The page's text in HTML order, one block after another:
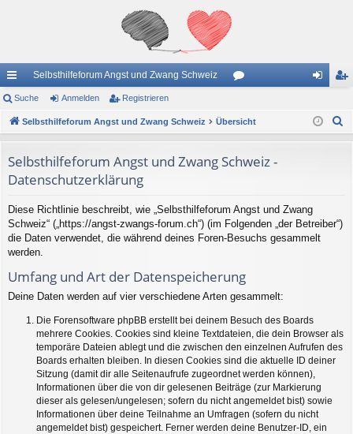
ch
ne
ug
Selbsthilfeforum Angst und Zwang Schweiz
en m ist
Suche Anmelden Registrieren
Selbsthilfeforum Angst und Zwang Schweiz Übersicht
Selbsthilfeforum Angst und Zwang Schweiz -
Datenschutzerklärung
Diese Richtlinie beschreibt, wie „Selbsthilfeforum Angst und Zwang
Schweiz“ („https://angst-zwangs-forum.ch“) (im Folgenden „der Betreiber“)
die Daten verwendet, die während deines Foren-Besuchs gesammelt
werden.
Umfang und Art der Datenspeicherung
Deine Daten werden auf vier verschiedene Arten gesammelt:
Die Forensoftware phpBB erstellt bei deinem Besuch des Boards
mehrere Cookies. Cookies sind kleine Textdateien, die dein Browser als
temporäre Dateien ablegt und die zwischen den einzelnen Aufrufen des
Boards erhalten bleiben. In diesen Cookies sind die aktuelle ID deiner
Sitzung (damit dir alle Seitenaufrufe zugeordnet werden können),
Informationen über die von dir gelesenen Beiträge (zur Markierung
dieser als gelesen/ungelesen; sofern du nicht angemeldet bist) sowie
Informationen über deine Teilnahme an Umfragen (sofern du nicht
angemeldet bist) gespeichert. Ferner werden deine Benutzer-ID, ein